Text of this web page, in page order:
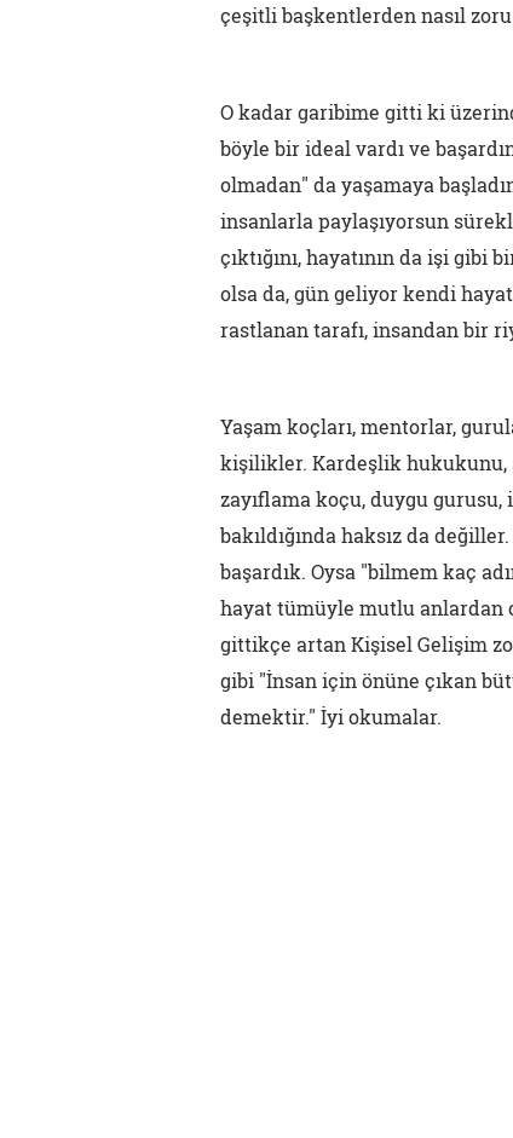
çeşitli başkentlerden nasıl
O kadar garibime gitti ki
böyle bir ideal vardı ve
olmadan" da yaşamaya
insanlarla paylaşıyorsun
çıktığını, hayatının da işi
olsa da, gün geliyor kendi
rastlanan tarafı, insandan bir
Yaşam koçları, mentorlar,
kişilikler. Kardeşlik hukukunu,
zayıflama koçu, duygu
bakıldığında haksız da
başardık. Oysa "bilmem kaç
hayat tümüyle mutlu anlardan
gittikçe artan Kişisel Gelişim
gibi "İnsan için önüne çıkan
demektir." İyi okumalar.